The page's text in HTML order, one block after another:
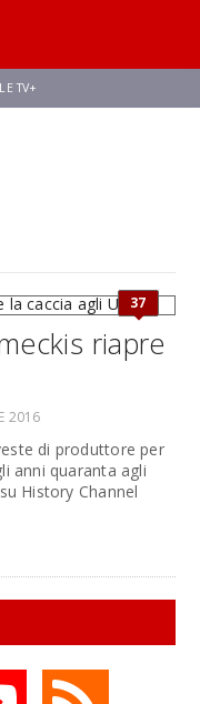
TV+
37
riapre
2016
di produttore per
anni quaranta agli
History Channel